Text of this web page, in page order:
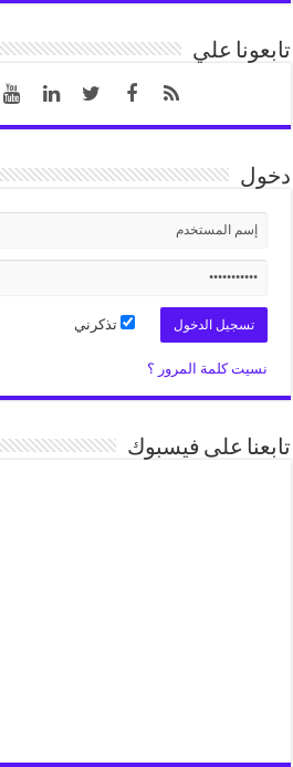
تابعونا علي
دخول
تذكرني
نسيت كلمة المرور ؟
تابعنا على فيسبوك